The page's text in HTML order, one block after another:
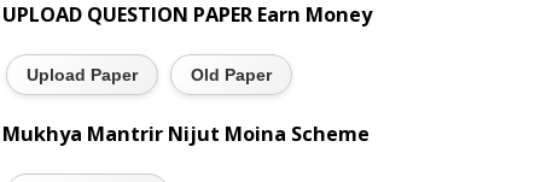
UPLOAD QUESTION PAPER Earn Money
Upload Paper Old Paper
Mukhya Mantrir Nijut Moina Scheme